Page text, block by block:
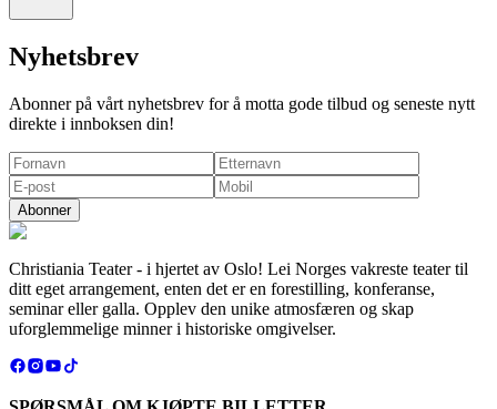
Nyhetsbrev
Abonner på vårt nyhetsbrev for å motta gode tilbud og seneste nytt
direkte i innboksen din!
Abonner
Christiania Teater - i hjertet av Oslo! Lei Norges vakreste teater til
ditt eget arrangement, enten det er en forestilling, konferanse,
seminar eller galla. Opplev den unike atmosfæren og skap
uforglemmelige minner i historiske omgivelser.